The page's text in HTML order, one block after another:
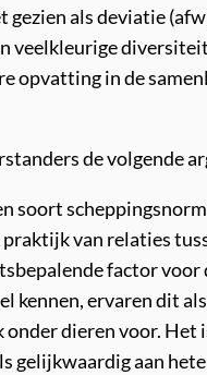
als deviatie
veelkleurige
opvatting in de
de volgende
soort
van relaties
factor voor
kennen, ervaren dit
dieren voor. Het
gelijkwaardig aan